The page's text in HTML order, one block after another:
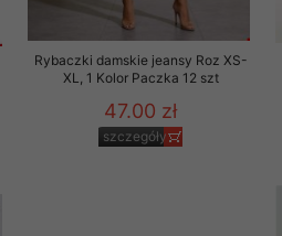
Rybaczki damskie jeansy Roz XS-
XL, 1 Kolor Paczka 12 szt
47.00 zł
szczegóły